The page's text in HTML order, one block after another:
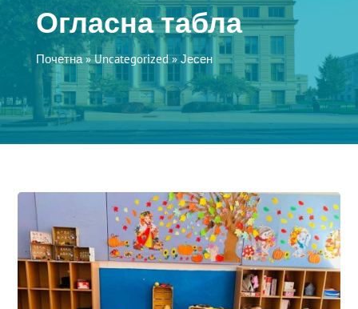
Огласна табла
Почетна»Uncategorized»Јесен